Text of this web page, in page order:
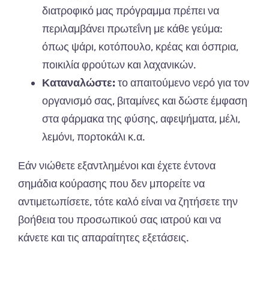
διατροφικό μας πρόγραμμα πρέπει να
περιλαμβάνει πρωτεΐνη με κάθε γεύμα:
όπως ψάρι, κοτόπουλο, κρέας και όσπρια,
ποικιλία φρούτων και λαχανικών.
Καταναλώστε:το απαιτούμενο νερό για τον
οργανισμό σας, βιταμίνες και δώστε έμφαση
στα φάρμακα της φύσης, αφεψήματα, μέλι,
λεμόνι, πορτοκάλι κ.α.
Εάν νιώθετε εξαντλημένοι και έχετε έντονα
σημάδια κούρασης που δεν μπορείτε να
αντιμετωπίσετε, τότε καλό είναι να ζητήσετε την
βοήθεια του προσωπικού σας ιατρού και να
κάνετε και τις απαραίτητες εξετάσεις.